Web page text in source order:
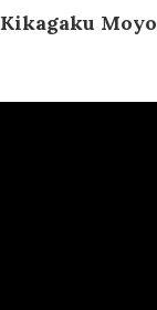
Kikagaku Moyo